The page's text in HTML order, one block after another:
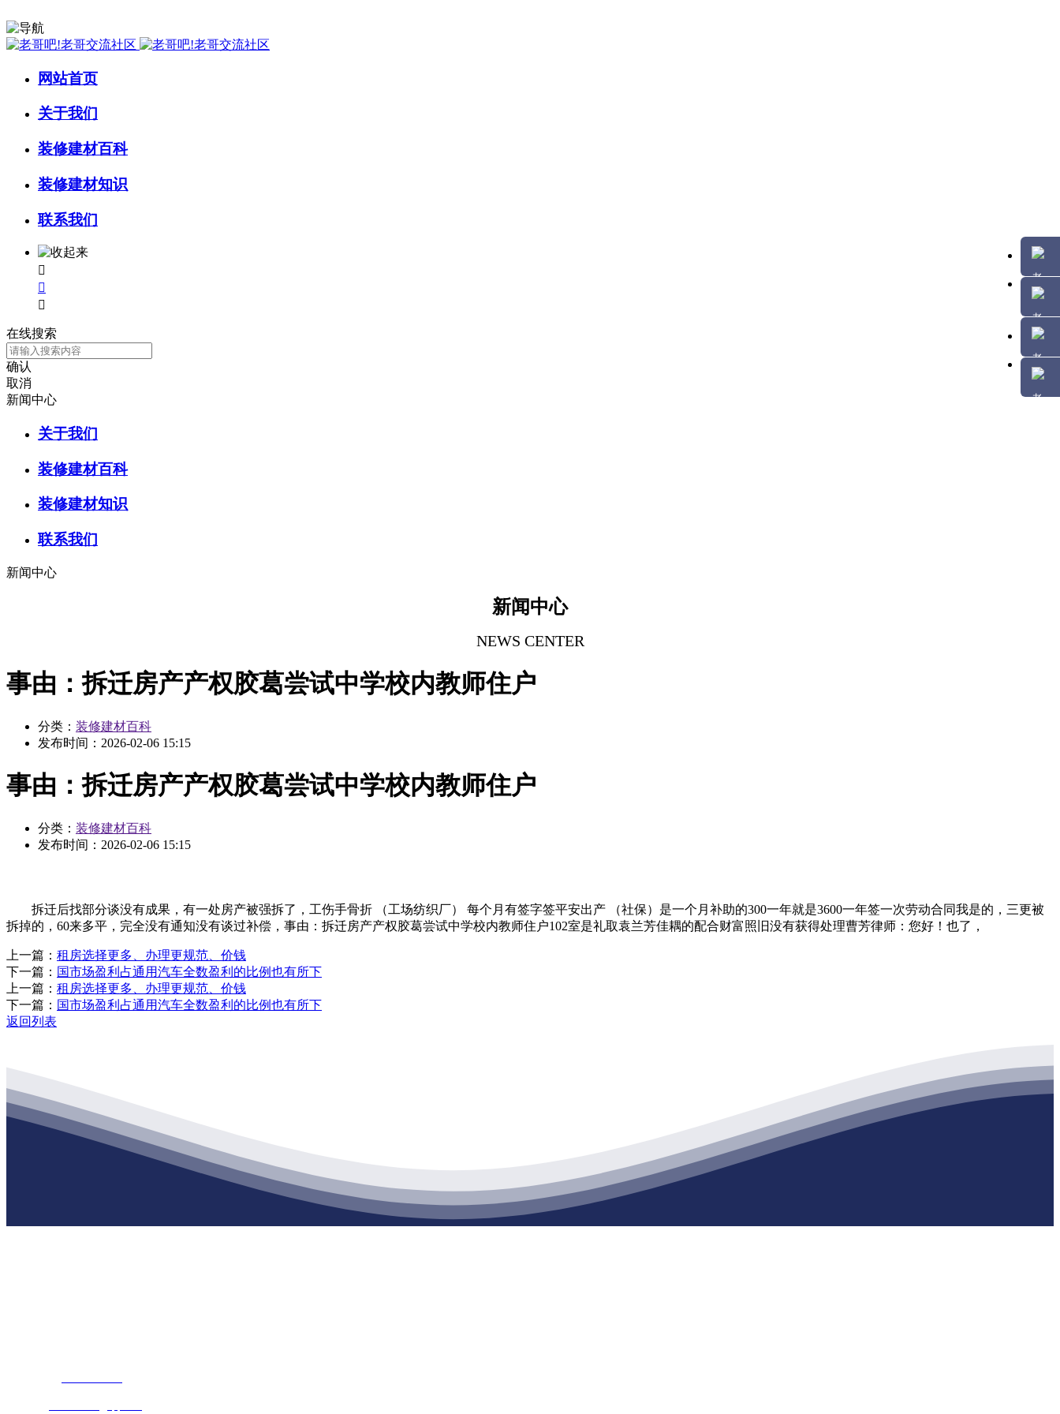
网站首页
关于我们
装修建材百科
装修建材知识
联系我们



在线搜索
确认
取消
新闻中心
关于我们
装修建材百科
装修建材知识
联系我们
新闻中心
新闻中心
NEWS CENTER
事由：拆迁房产产权胶葛尝试中学校内教师住户
分类： 装修建材百科
发布时间： 2026-02-06 15:15
事由：拆迁房产产权胶葛尝试中学校内教师住户
分类： 装修建材百科
发布时间： 2026-02-06 15:15
拆迁后找部分谈没有成果，有一处房产被强拆了，工伤手骨折 （工场纺织厂） 每个月有签字签平安出产 （社保）是一个月补助的300一年就是3600一年签一次劳动合同我是的，三更被
拆掉的，60来多平，完全没有通知没有谈过补偿，事由：拆迁房产产权胶葛尝试中学校内教师住户102室是礼取袁兰芳佳耦的配合财富照旧没有获得处理曹芳律师：您好！也了，
上一篇： 租房选择更多、办理更规范、价钱
下一篇： 国市场盈利占通用汽车全数盈利的比例也有所下
上一篇： 租房选择更多、办理更规范、价钱
下一篇： 国市场盈利占通用汽车全数盈利的比例也有所下
返回列表